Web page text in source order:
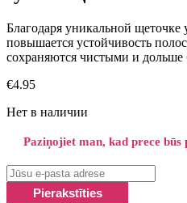
Благодаря уникальной
повышается устойчивость
сохраняются чистыми и дольше
€4.95
Нет в наличии
Paziņojiet man, kad prece būs